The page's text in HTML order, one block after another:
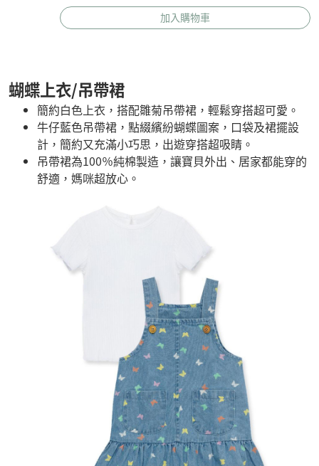
加入購物車
蝴蝶上衣/吊帶裙
簡約白色上衣，搭配雛菊吊帶裙，輕鬆穿搭超可愛。
牛仔藍色吊帶裙，點綴繽紛蝴蝶圖案，口袋及裙擺設
計，簡約又充滿小巧思，出遊穿搭超吸睛。
吊帶裙為100％純棉製造，讓寶貝外出、居家都能穿的
舒適，媽咪超放心。